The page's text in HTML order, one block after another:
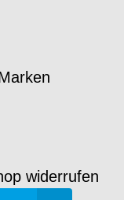
widerrufen